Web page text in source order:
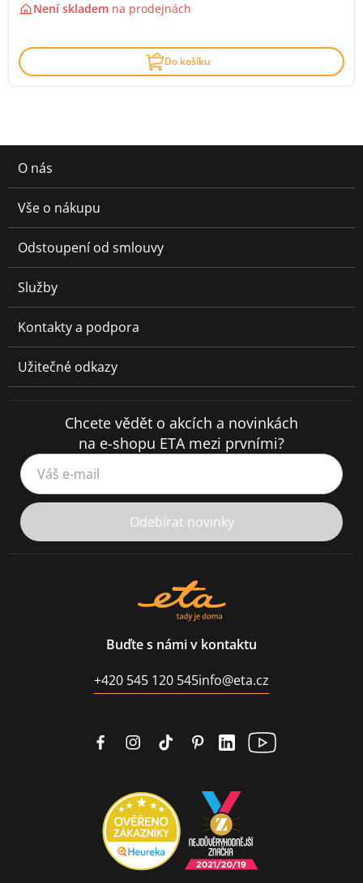
Není skladem na prodejnách
Do košíku
O nás
Vše o nákupu
Odstoupení od smlouvy
Služby
Kontakty a podpora
Užitečné odkazy
Chcete vědět o akcích a novinkách
na e-shopu ETA mezi prvními?
Váš e-mail
Odebírat novinky
Buďte s námi v kontaktu
+420 545 120 545info@eta.cz